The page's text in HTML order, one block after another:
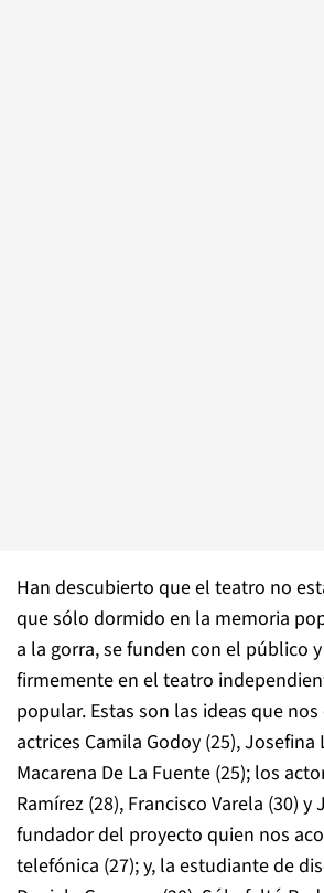
Han descubierto que el teatro no
que sólo dormido en la memoria
a la gorra, se funden con el público
firmemente en el teatro
popular. Estas son las ideas que
actrices Camila Godoy (25), Josefina
Macarena De La Fuente (25); los
Ramírez (28), Francisco Varela (30) y
fundador del proyecto quien nos
telefónica (27); y, la estudiante de